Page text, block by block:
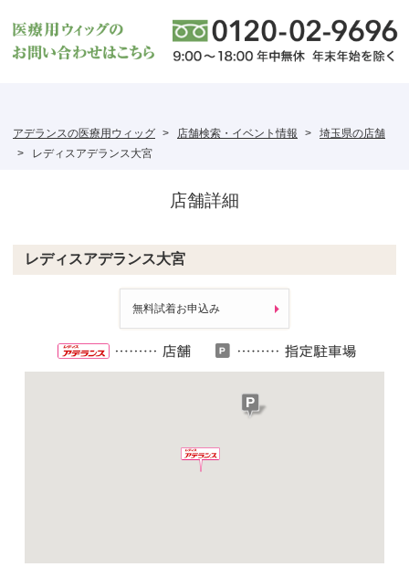
アデランスの医療用ウィッグ 店舗検索・イベント情報
埼玉県の店舗
レディスアデランス大宮
店舗詳細
レディスアデランス大宮
無料試着お申込み